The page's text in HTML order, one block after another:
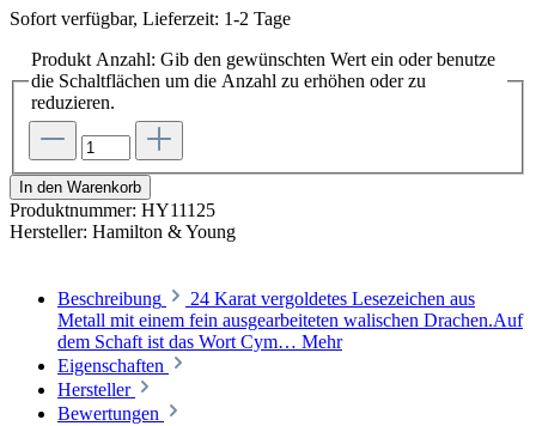
Sofort verfügbar, Lieferzeit: 1-2 Tage
Produkt Anzahl: Gib den gewünschten Wert ein oder benutze
die Schaltflächen um die Anzahl zu erhöhen oder zu
reduzieren.
In den Warenkorb
Produktnummer: HY11125
Hersteller: Hamilton & Young
Beschreibung
24 Karat vergoldetes Lesezeichen aus
Metall mit einem fein ausgearbeiteten walischen Drachen.Auf
dem Schaft ist das Wort Cym… Mehr
Eigenschaften
Hersteller
Bewertungen